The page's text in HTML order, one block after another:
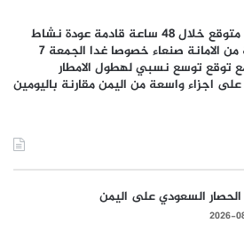
الفلكي عدنان الشوافي: متوقع خلال 48 ساعة قادمة عودة نشاط
الأمطار على اجزاء واسعة من الامانة صنعاء خصوصا غدا الجمعة 7
مع توقع توسع نسبي لهطول الامطار
اجزاء واسعة من اليمن مقارنة باليومين
الحصار السعودي على اليمن
2026-